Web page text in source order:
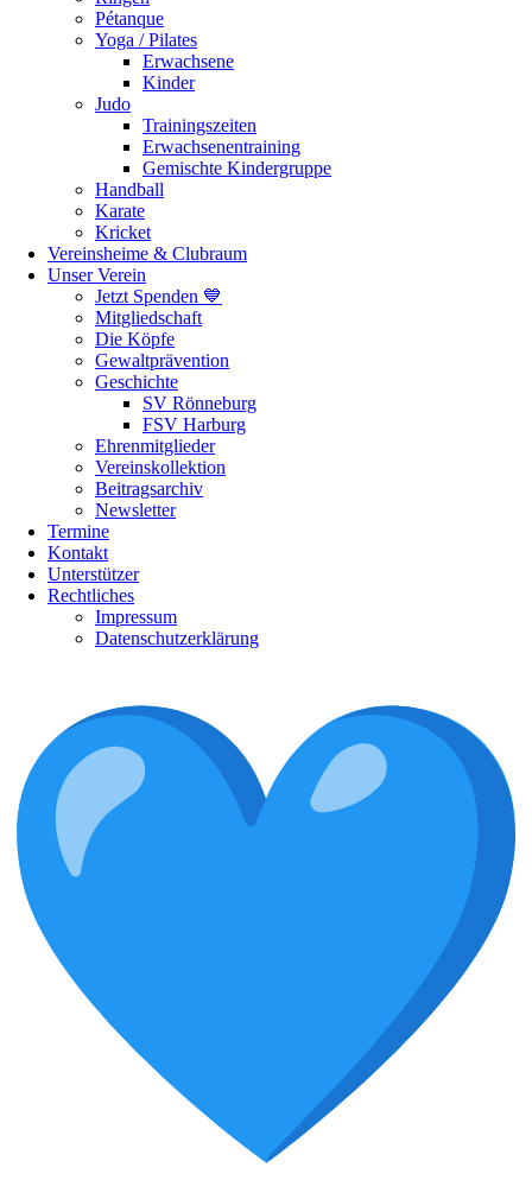
Pétanque
Yoga / Pilates
Erwachsene
Kinder
Judo
Trainingszeiten
Erwachsenentraining
Gemischte Kindergruppe
Handball
Karate
Kricket
Vereinsheime & Clubraum
Unser Verein
Jetzt Spenden 💙
Mitgliedschaft
Die Köpfe
Gewaltprävention
Geschichte
SV Rönneburg
FSV Harburg
Ehrenmitglieder
Vereinskollektion
Beitragsarchiv
Newsletter
Termine
Kontakt
Unterstützer
Rechtliches
Impressum
Datenschutzerklärung